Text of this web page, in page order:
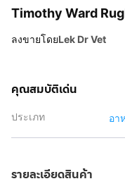
Timothy Ward
ลงขายโดยLek Dr Vet
คุณสมบัติเด่น
ประเภท อา
รายละเอียดสินค้า